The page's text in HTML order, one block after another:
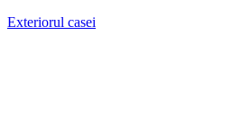
Exteriorul casei